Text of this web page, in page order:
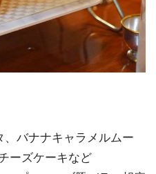
バナナキャラメルムー
ーズケーキなど